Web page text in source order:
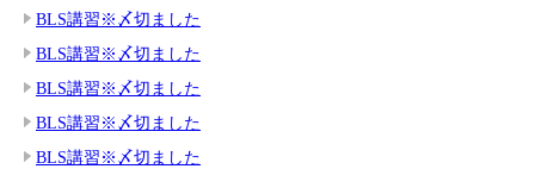
BLS講習※〆切ました
BLS講習※〆切ました
BLS講習※〆切ました
BLS講習※〆切ました
BLS講習※〆切ました